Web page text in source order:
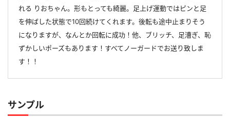
れる りおちゃん。形もとっても綺麗。足上げ運動ではピンと足
を伸ばした状態で10回続けてくれます。後転も途中止まりそう
になりますが、なんとか回転に成功！他、ブリッチ、足漕ぎ、恥
ずかしいポーズもあります！すべてノーガードでお送り致しま
す！！
サンプル